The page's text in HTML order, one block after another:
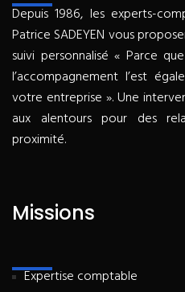
Depuis 1986, les experts-
Patrice SADEYEN vous
suivi personnalisé « Parce
l’accompagnement l’est
votre entreprise ». Une
aux alentours pour des
proximité.
Missions
Expertise comptable